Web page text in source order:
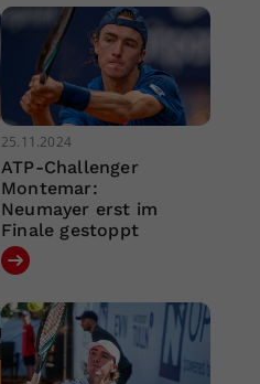
25.11.2024
ATP-Challenger
Montemar:
Neumayer erst im
Finale gestoppt